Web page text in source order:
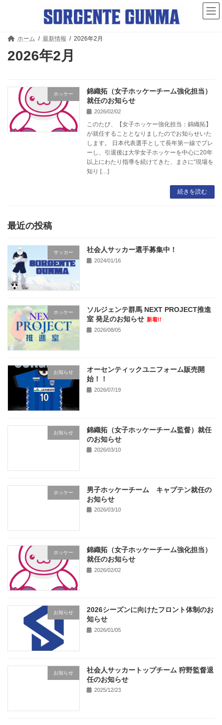
ホーム 最新情報 2026年2月
2026年2月
ホッケー
錦織拓（女子ホッケーチーム強化担当）
就任のお知らせ
2026/02/02
このたび、【女子ホッケー強化担当：錦織拓】
が就任することとなりましたのでお知らせいた
します。 日本代表選手として長年第一線でプレ
ーし、引退後は大学女子ホッケーを中心に20年
以上にわたり指導を続けてきた、まさに“現場を
知り […]
続きを読む
最近の投稿
サッカー 社会人サッカー選手募集中！
2024/01/16
ホッケー
ソルジェンテ群馬 NEXT PROJECT推進
室 発足のお知らせ 新着!!
2026/08/05
お知らせ
オーセンティックユニフォーム販売開
始！！
2026/07/19
お知らせ
錦織拓（女子ホッケーチーム監督）就任
のお知らせ
2026/03/10
ホッケー
男子ホッケーチーム キャプテン就任の
お知らせ
2026/03/10
ホッケー
錦織拓（女子ホッケーチーム強化担当）
就任のお知らせ
2026/02/02
お知らせ
2026シーズンに向けたフロント体制のお
知らせ
2026/01/05
お知らせ
社会人サッカートップチーム 狩野監督退
任のお知らせ
2025/12/23